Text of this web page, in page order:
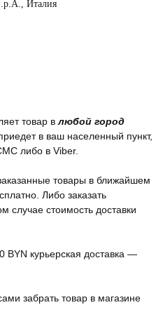
Италия
товар влюбой город
в ваш населенный пункт,
либо в Viber.
товары в ближайшем
Либо заказать
случае стоимость доставки
BYN курьерская доставка —
забрать товар в магазине